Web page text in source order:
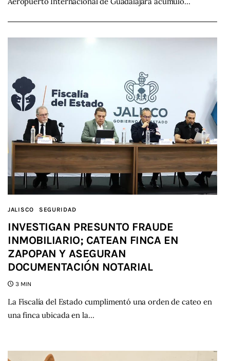
JALISCO SEGURIDAD
INVESTIGAN PRESUNTO FRAUDE
INMOBILIARIO; CATEAN FINCA EN
ZAPOPAN Y ASEGURAN
DOCUMENTACIÓN NOTARIAL
3 MIN
La Fiscalía del Estado cumplimentó una orden de cateo en
una finca ubicada en la…